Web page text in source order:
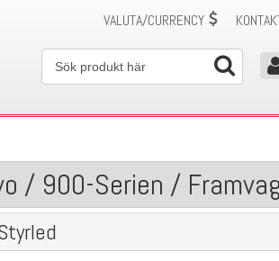
VALUTA/CURRENCY
/ 900-Serien /